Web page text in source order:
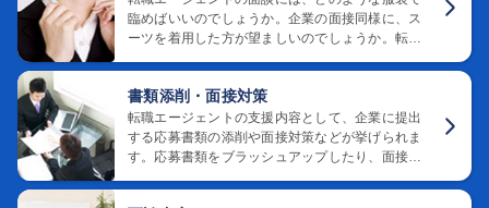
臨めばいいのでしょうか。企業の面接同様に、ス
ーツを着用した方が望ましいのでしょうか。転職
書類添削・面接対策
転職エージェントの支援内容として、企業に提出
する応募書類の添削や面接対策などが挙げられま
す。応募書類をブラッシュアップしたり、面接で